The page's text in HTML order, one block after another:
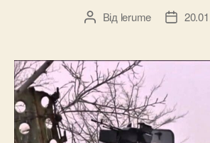
Автор
Від lerume
Дата